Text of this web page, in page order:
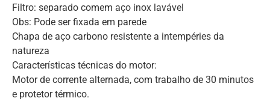
Filtro: separado comem aço inox lavável
Obs: Pode ser fixada em parede
Chapa de aço carbono resistente a intempéries da
natureza
Características técnicas do motor:
Motor de corrente alternada, com trabalho de 30 minutos
e protetor térmico.